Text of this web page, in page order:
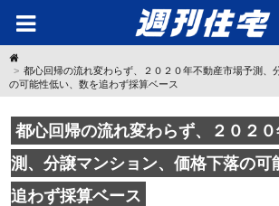
H
o
m
e
都心回帰の流れ変わらず、２０２０年不動産市場予測、
の可能性低い、数を追わず採算ベース
都心回帰の流れ変わらず、２０２
測、分譲マンション、価格下落の可
追わず採算ベース